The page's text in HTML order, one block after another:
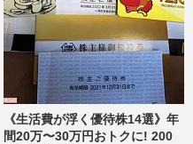
《生活費が浮く優待株14選》年
間20万〜30万円おトクに! 200